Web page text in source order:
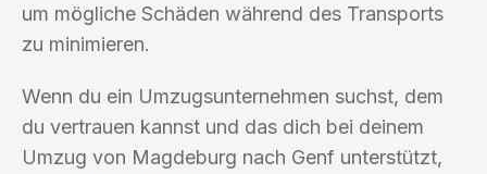
um mögliche Schäden während des Transports
zu minimieren.
Wenn du ein Umzugsunternehmen suchst, dem
du vertrauen kannst und das dich bei deinem
Umzug von Magdeburg nach Genf unterstützt,